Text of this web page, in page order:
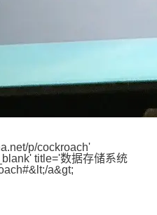
p/cockroach'
title='数据存储系统
a&gt;